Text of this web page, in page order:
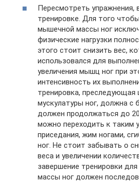
Пересмотреть упражнения,
тренировке. Для того
мышечной массы ног
физические нагрузки
этого стоит снизить вес,
использовался для
увеличения мышц ног при
интенсивность их
тренировка, преследующая
мускулатуры ног, должна с
должен продолжаться до
можно переходить к таким
приседания, жим ногами,
ног. Не стоит забывать о
веса и увеличении
завершение тренировки
массы ног должен